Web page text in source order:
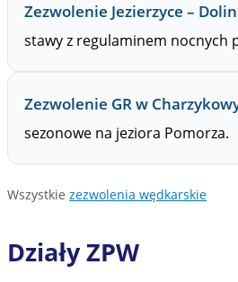
Zezwolenie Jezierzyce –
stawy z regulaminem nocnych
Zezwolenie GR w
sezonowe na jeziora Pomorza.
Wszystkie zezwolenia wędkarskie
Działy ZPW